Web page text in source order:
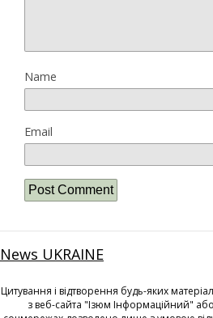
Name
Email
News UKRAINE
Цитування і відтворення будь-яких
з веб-сайта "Ізюм Інформаційний" або